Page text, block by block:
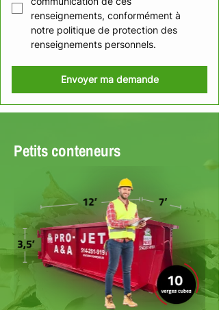
renseignements, conformément à
notre politique de protection des
renseignements personnels.
Envoyer ma demande
Petits conteneurs